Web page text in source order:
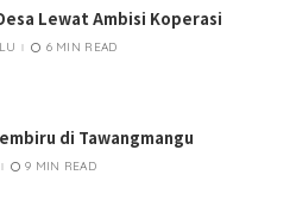
Lewat Ambisi Koperasi
6 MIN READ
di Tawangmangu
9 MIN READ